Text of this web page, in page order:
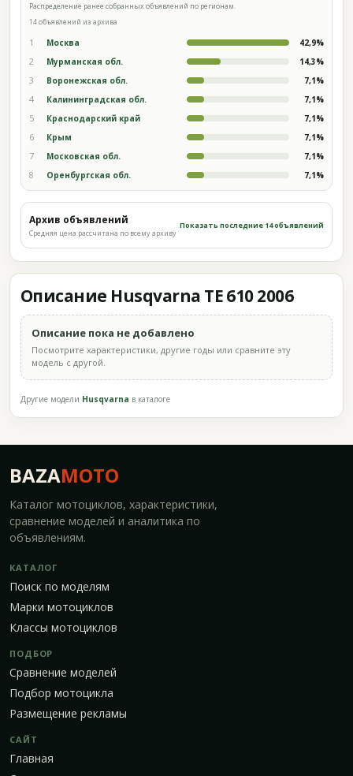
Распределение ранее собранных объявлений по регионам.
14 объявлений из архива
1 Москва 42,9%
2 Мурманская обл. 14,3%
3 Воронежская обл. 7,1%
4 Калининградская обл. 7,1%
5 Краснодарский край 7,1%
6 Крым 7,1%
7 Московская обл. 7,1%
8 Оренбургская обл. 7,1%
Архив объявлений
Средняя цена рассчитана по всему архиву
Показать последние 14 объявлений
Описание Husqvarna TE 610 2006
Описание пока не добавлено
Посмотрите характеристики, другие годы или сравните эту
модель с другой.
Другие модели Husqvarna в каталоге
BAZAMOTO
Каталог мотоциклов, характеристики,
сравнение моделей и аналитика по
объявлениям.
КАТАЛОГ
Поиск по моделям
Марки мотоциклов
Классы мотоциклов
ПОДБОР
Сравнение моделей
Подбор мотоцикла
Размещение рекламы
САЙТ
Главная